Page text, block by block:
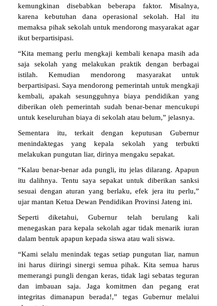
kemungkinan disebabkan beberapa faktor. Misalnya,
karena kebutuhan dana operasional sekolah. Hal itu
memaksa pihak sekolah untuk mendorong masyarakat agar
ikut berpartisipasi.
“Kita memang perlu mengkaji kembali kenapa masih ada
saja sekolah yang melakukan praktik dengan berbagai
istilah. Kemudian mendorong masyarakat untuk
berpartisipasi. Saya mendorong pemerintah untuk mengkaji
kembali, apakah sesungguhnya biaya pendidikan yang
diberikan oleh pemerintah sudah benar-benar mencukupi
untuk keseluruhan biaya di sekolah atau belum,” jelasnya.
Sementara itu, terkait dengan keputusan Gubernur
menindaktegas yang kepala sekolah yang terbukti
melakukan pungutan liar, dirinya mengaku sepakat.
“Kalau benar-benar ada pungli, itu jelas dilarang. Apapun
itu dalihnya. Tentu saya sepakat untuk diberikan sanksi
sesuai dengan aturan yang berlaku, efek jera itu perlu,”
ujar mantan Ketua Dewan Pendidikan Provinsi Jateng ini.
Seperti diketahui, Gubernur telah berulang kali
menegaskan para kepala sekolah agar tidak menarik iuran
dalam bentuk apapun kepada siswa atau wali siswa.
“Kami selalu menindak tegas setiap pungutan liar, namun
ini harus diiringi sinergi semua pihak. Kita semua harus
memerangi pungli dengan keras, tidak lagi sebatas teguran
dan imbauan saja. Jaga komitmen dan pegang erat
integritas dimanapun berada!,” tegas Gubernur melalui